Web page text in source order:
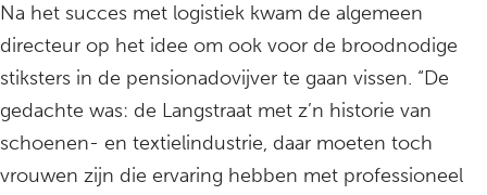
Na het succes met logistiek kwam de algemeen
directeur op het idee om ook voor de broodnodige
stiksters in de pensionadovijver te gaan vissen. “De
gedachte was: de Langstraat met z’n historie van
schoenen- en textielindustrie, daar moeten toch
vrouwen zijn die ervaring hebben met professioneel